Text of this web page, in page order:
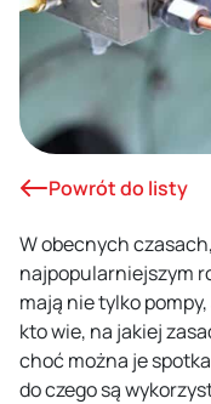
Powrót do listy
W obecnych
najpopularniejszym
mają nie tylko
kto wie, na jakiej
choć można je
do czego są